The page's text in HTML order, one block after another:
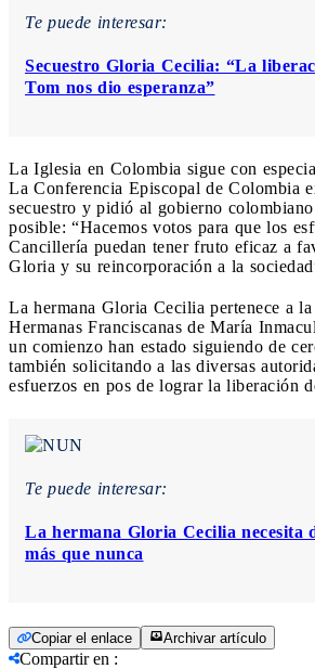
Te puede interesar:
Secuestro Gloria Cecilia: “La
Tom nos dio esperanza”
La Iglesia en Colombia sigue con
La Conferencia Episcopal de Colombia
secuestro y pidió al gobierno
posible: “Hacemos votos para que los
Cancillería puedan tener fruto eficaz a
Gloria y su reincorporación a la
La hermana Gloria Cecilia pertenece a
Hermanas Franciscanas de María
un comienzo han estado siguiendo de
también solicitando a las diversas
esfuerzos en pos de lograr la liberación
Te puede interesar:
La hermana Gloria Cecilia necesita
más que nunca
Copiar el enlace Archivar artículo
Compartir en :